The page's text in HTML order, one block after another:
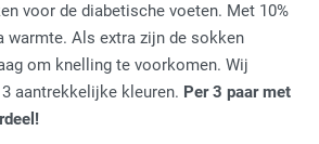
voor de diabetische voeten. Met 10%
warmte. Als extra zijn de sokken
om knelling te voorkomen. Wij
aantrekkelijke kleuren. Per 3 paar met